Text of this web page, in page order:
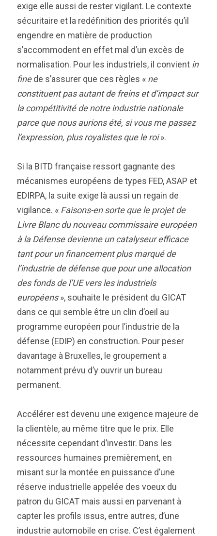
exige elle aussi de rester vigilant. Le contexte
sécuritaire et la redéfinition des priorités qu’il
engendre en matière de production
s’accommodent en effet mal d’un excès de
normalisation. Pour les industriels, il convient in
finede s’assurer que ces règles « ne
constituent pas autant de freins et d’impact sur
la compétitivité de notre industrie nationale
parce que nous aurions été, si vous me passez
l’expression, plus royalistes que le roi».
Si la BITD française ressort gagnante des
mécanismes européens de types FED, ASAP et
EDIRPA, la suite exige là aussi un regain de
vigilance. « Faisons-en sorte que le projet de
Livre Blanc du nouveau commissaire européen
à la Défense devienne un catalyseur efficace
tant pour un financement plus marqué de
l’industrie de défense que pour une allocation
des fonds de l’UE vers les industriels
européens», souhaite le président du GICAT
dans ce qui semble être un clin d’oeil au
programme européen pour l’industrie de la
défense (EDIP) en construction. Pour peser
davantage à Bruxelles, le groupement a
notamment prévu d’y ouvrir un bureau
permanent.
Accélérer est devenu une exigence majeure de
la clientèle, au même titre que le prix. Elle
nécessite cependant d’investir. Dans les
ressources humaines premièrement, en
misant sur la montée en puissance d’une
réserve industrielle appelée des voeux du
patron du GICAT mais aussi en parvenant à
capter les profils issus, entre autres, d’une
industrie automobile en crise. C’est également